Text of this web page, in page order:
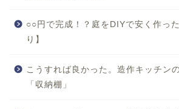
○○円で完成！？庭をDIYで安く作っ
り】
こうすれば良かった。造作キッチン
「収納棚」